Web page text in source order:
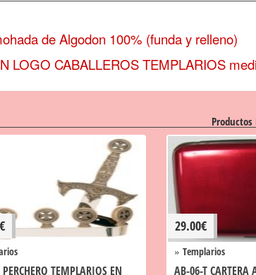
de Algodon 100% (funda y relleno)
LOGO CABALLEROS TEMPLARIOS
Productos
€
TEMPLARIOS EN
29.00€
» Templarios
AB-06-T CARTERA